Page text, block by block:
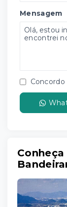
Mensagem
Concordo